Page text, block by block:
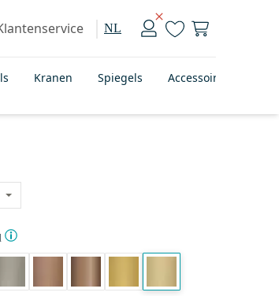
NL
Kranen Spiegels Accessoires